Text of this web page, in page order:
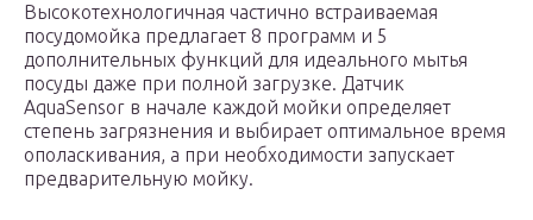
Высокотехнологичная частично встраиваемая
посудомойка предлагает 8 программ и 5
дополнительных функций для идеального мытья
посуды даже при полной загрузке. Датчик
AquaSensor в начале каждой мойки определяет
степень загрязнения и выбирает оптимальное время
ополаскивания, а при необходимости запускает
предварительную мойку.